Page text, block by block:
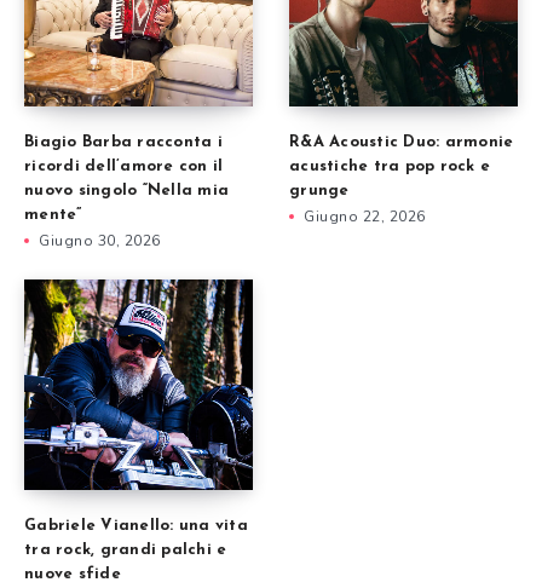
Biagio Barba racconta i
ricordi dell’amore con il
nuovo singolo “Nella mia
mente”
Giugno 30, 2026
R&A Acoustic Duo: armonie
acustiche tra pop rock e
grunge
Giugno 22, 2026
Gabriele Vianello: una vita
tra rock, grandi palchi e
nuove sfide